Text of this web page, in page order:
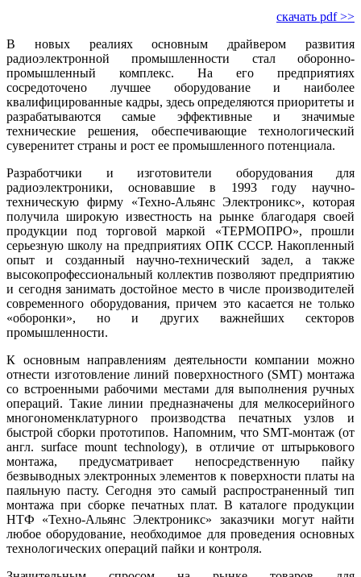
скачать pdf >>
В новых реалиях основным драйвером развития
радиоэлектронной промышленности стал оборонно-
промышленный комплекс. На его предприятиях
сосредоточено лучшее оборудование и наиболее
квалифицированные кадры, здесь определяются приоритеты и
разрабатываются самые эффективные и значимые
технические решения, обеспечивающие технологический
суверенитет страны и рост ее промышленного потенциала.
Разработчики и изготовители оборудования для
радиоэлектроники, основавшие в 1993 го­ду научно-
техническую фирму «Техно-Альянс Электроникс», которая
получила широкую известность на рынке благодаря своей
продукции под торговой маркой «ТЕРМОПРО», прошли
серьезную школу на предприятиях ОПК СССР. Накопленный
опыт и созданный научно-технический задел, а также
высокопрофессиональный коллектив позволяют предприятию
и сегодня занимать достойное место в числе производителей
современного оборудования, причем это касается не только
«оборонки», но и других важнейших секторов
промышленности.
К основным направлениям деятельности компании можно
отнести изготовление линий поверхностного (SMT) монтажа
со встроенными рабочими местами для выполнения ручных
операций. Такие линии предназначены для мелкосерийного
многономенклатурного производства печатных узлов и
быстрой сборки прототипов. Напомним, что SMT-монтаж (от
англ. surface mount technology), в отличие от штырькового
монтажа, предусматривает непосредственную пайку
безвыводных электронных элементов к поверхности платы на
паяльную пасту. Сегодня это самый распространенный тип
монтажа при сборке печатных плат. В каталоге продукции
НТФ «Техно-Альянс Электроникс» заказчики могут найти
любое оборудование, необходимое для проведения основных
технологических операций пайки и контроля.